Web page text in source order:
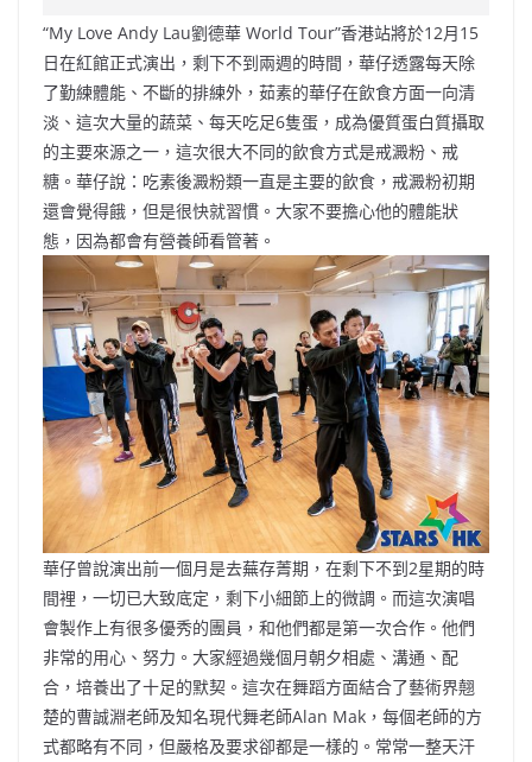
e
b
o
o
k
W
ei
b
o
s
A
p
p
h
at
er l y
Li
n
k
“My Love Andy Lau劉德華 World Tour”香港站將於12月15
日在紅館正式演出，剩下不到兩週的時間，華仔透露每天除
了勤練體能、不斷的排練外，茹素的華仔在飲食方面一向清
淡、這次大量的蔬菜、每天吃足6隻蛋，成為優質蛋白質攝取
的主要來源之一，這次很大不同的飲食方式是戒澱粉、戒
糖。華仔說：吃素後澱粉類一直是主要的飲食，戒澱粉初期
還會覺得餓，但是很快就習慣。大家不要擔心他的體能狀
態，因為都會有營養師看管著。
華仔曾說演出前一個月是去蕪存菁期，在剩下不到2星期的時
間裡，一切已大致底定，剩下小細節上的微調。而這次演唱
會製作上有很多優秀的團員，和他們都是第一次合作。他們
非常的用心、努力。大家經過幾個月朝夕相處、溝通、配
合，培養出了十足的默契。這次在舞蹈方面結合了藝術界翹
楚的曹誠淵老師及知名現代舞老師Alan Mak，每個老師的方
式都略有不同，但嚴格及要求卻都是一樣的。常常一整天汗